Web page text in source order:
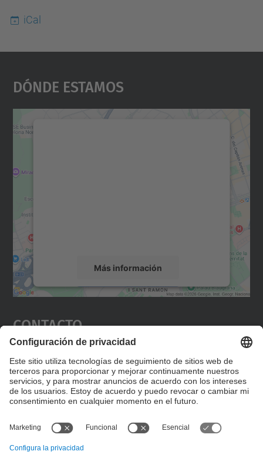
iCal
Dónde Estamos
Más información
Aceptar
powered by
Contacto
Editad en la página "Contacto personalizado", que
encontraréis en la raíz de español, vuestros datos
personalizados de contacto.
Formulario de contacto